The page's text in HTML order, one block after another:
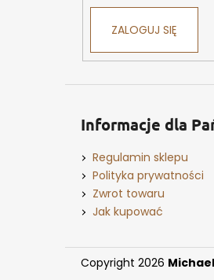
ZALOGUJ SIĘ
Informacje dla
Regulamin sklepu
Polityka prywatności
Zwrot towaru
Jak kupować
Copyright 2026